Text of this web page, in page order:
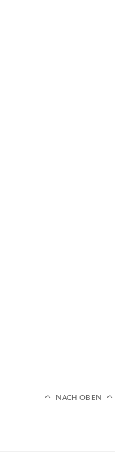
NACH OBEN